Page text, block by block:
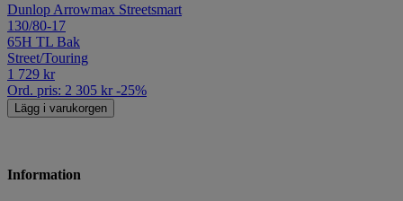
Dunlop Arrowmax Streetsmart
130/80-17
65H TL Bak
Street/Touring
1 729 kr
Ord. pris: 2 305 kr -25%
Lägg i varukorgen
Information